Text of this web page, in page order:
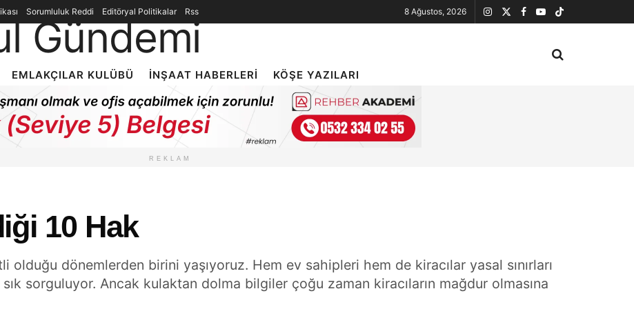
Sorumluluk Reddi Editöryal Politikalar Rss 8 Ağustos, 2026
EMLAKÇILAR KULÜBÜ İNŞAAT HABERLERI KÖŞE YAZILARI
REKLAM
10 Hak
dönemlerden birini yaşıyoruz. Hem ev sahipleri hem de kiracılar yasal sınırları
sorguluyor. Ancak kulaktan dolma bilgiler çoğu zaman kiracıların mağdur olmasına